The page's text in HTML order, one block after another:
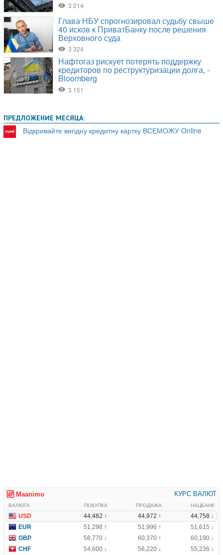
ПРЕДЛОЖЕНИЕ МЕСЯЦА:
Відкривайте вигідну кредитну картку ВСЕМОЖУ Online